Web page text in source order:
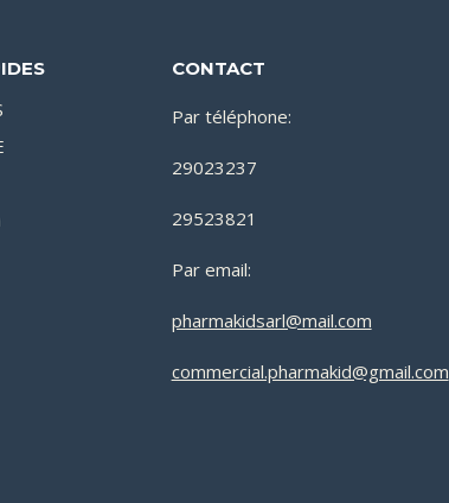
CONTACT
Par téléphone:
29023237
29523821
Par email:
pharmakidsarl@mail.com
commercial.pharmakid@gmail.com